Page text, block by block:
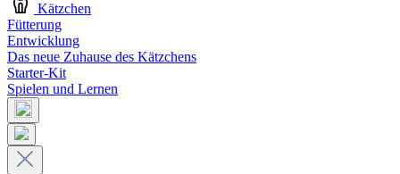
Kätzchen
Fütterung
Entwicklung
Das neue Zuhause des Kätzchens
Starter-Kit
Spielen und Lernen